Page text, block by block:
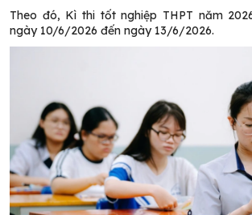
Theo đó, Kì thi tốt nghiệp THPT năm
ngày 10/6/2026 đến ngày 13/6/2026.